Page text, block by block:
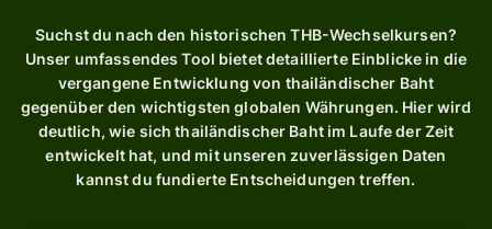
Suchst du nach den historischen THB-Wechselkursen?
Unser umfassendes Tool bietet detaillierte Einblicke in die
vergangene Entwicklung von thailändischer Baht
gegenüber den wichtigsten globalen Währungen. Hier wird
deutlich, wie sich thailändischer Baht im Laufe der Zeit
entwickelt hat, und mit unseren zuverlässigen Daten
kannst du fundierte Entscheidungen treffen.